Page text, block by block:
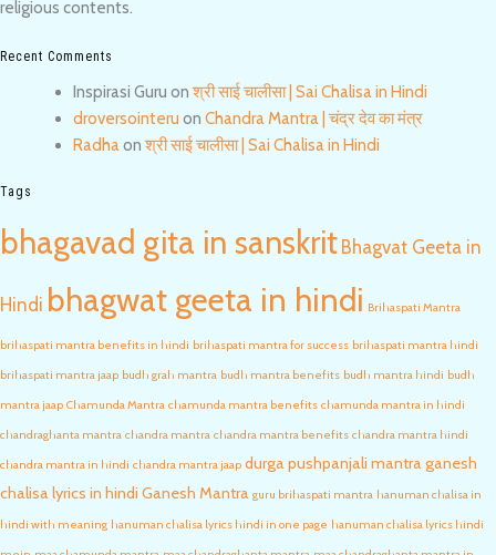
religious contents.
Recent Comments
Inspirasi Guru onश्री साई चालीसा | Sai Chalisa in Hindi
droversointeru on Chandra Mantra | चंद्र देव का मंत्र
Radhaonश्री साई चालीसा | Sai Chalisa in Hindi
Tags
bhagavad gita in sanskrit Bhagvat Geeta in
Hindi bhagwat geeta in hindi Brihaspati Mantra
brihaspati mantra benefits in hindi brihaspati mantra for success brihaspati mantra hindi
brihaspati mantra jaap budh grah mantra budh mantra benefits budh mantra hindi budh
mantra jaap Chamunda Mantra chamunda mantra benefits chamunda mantra in hindi
chandraghanta mantra chandra mantra chandra mantra benefits chandra mantra hindi
chandra mantra in hindi chandra mantra jaap durga pushpanjali mantraganesh
chalisa lyrics in hindi Ganesh Mantra guru brihaspati mantra hanuman chalisa in
hindi with meaning hanuman chalisa lyrics hindi in one page hanuman chalisa lyrics hindi